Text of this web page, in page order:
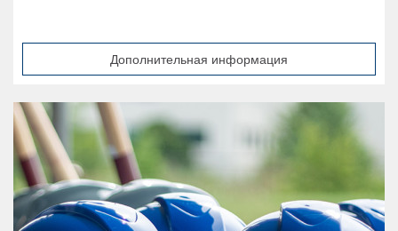
Дополнительная информация